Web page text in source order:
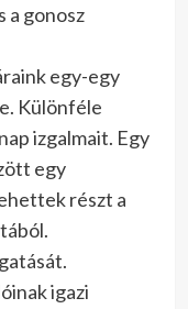
a gonosz
egy-egy
Különféle
izgalmait. Egy
egy
részt a
igazi